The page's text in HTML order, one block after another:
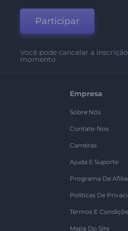
Participar
Você pode cancelar a
momento
Empresa
Sobre Nós
Contate-Nos
Carreiras
Ajuda E Suporte
Programa De
Políticas De
Termos E
Mapa Do Site